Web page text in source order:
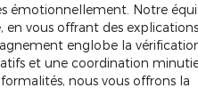
émotionnellement. Notre
vous offrant des explications
englobe la
et une coordination
nous vous offrons la